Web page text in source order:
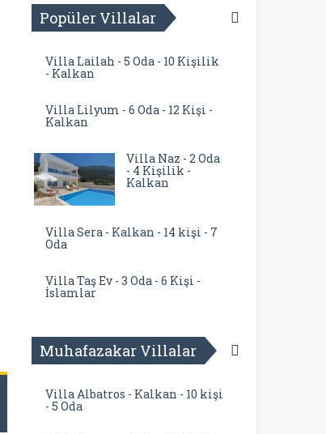
Popüler Villalar
Villa Lailah - 5 Oda - 10 Kişilik
- Kalkan
Villa Lilyum - 6 Oda - 12 Kişi -
Kalkan
Villa Naz - 2 Oda
- 4 Kişilik -
Kalkan
Villa Sera - Kalkan - 14 kişi - 7
Oda
Villa Taş Ev - 3 Oda - 6 Kişi -
İslamlar
Muhafazakar Villalar
Villa Albatros - Kalkan - 10 kişi
- 5 Oda